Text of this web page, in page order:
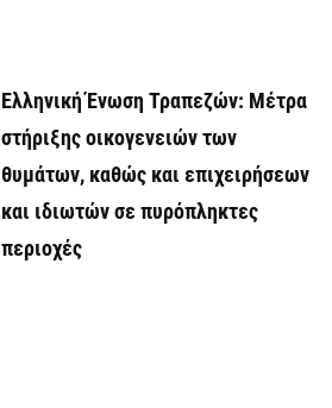
Ελληνική Ένωση Τραπεζών: Μέτρα
στήριξης οικογενειών των
θυμάτων, καθώς και επιχειρήσεων
και ιδιωτών σε πυρόπληκτες
περιοχές